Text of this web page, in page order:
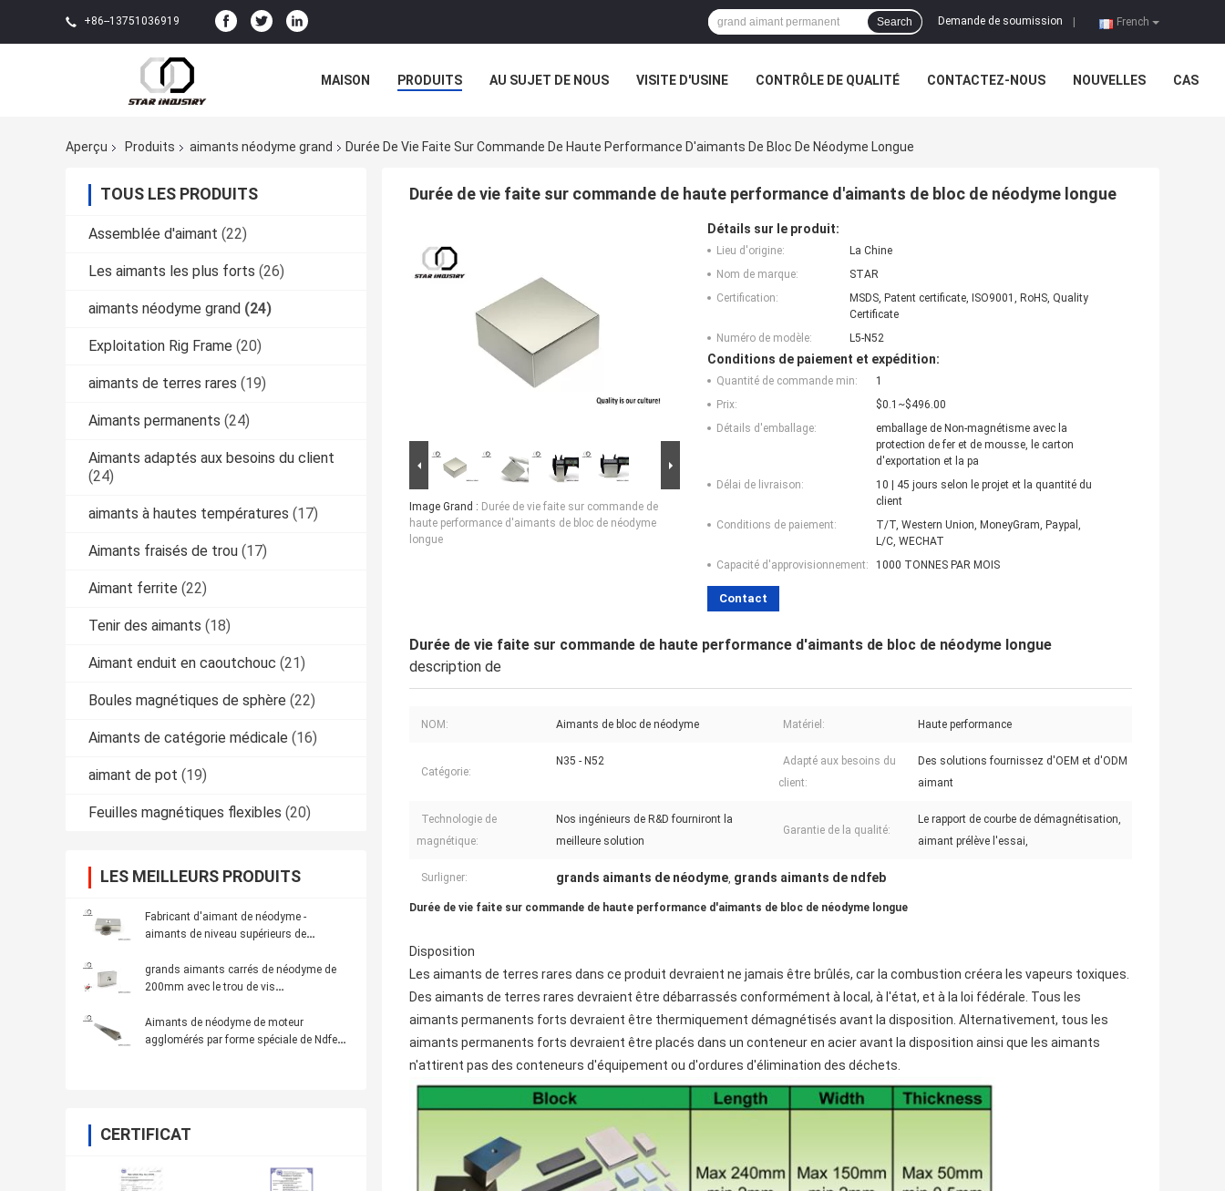
+86--13751036919 French
Demande de soumission
Search
MAISON PRODUITS AU SUJET DE NOUS VISITE D'USINE CONTRÔLE DE QUALITÉ CONTACTEZ-NOUS NOUVELLES CAS
Aperçu Produits aimants néodyme grand Durée De Vie Faite Sur Commande De Haute Performance D'aimants De Bloc De Néodyme Longue
TOUS LES PRODUITS
Assemblée d'aimant (22)
Les aimants les plus forts (26)
aimants néodyme grand (24)
Exploitation Rig Frame (20)
aimants de terres rares (19)
Aimants permanents (24)
Aimants adaptés aux besoins du client
(24)
aimants à hautes températures (17)
Aimants fraisés de trou (17)
Aimant ferrite (22)
Tenir des aimants (18)
Aimant enduit en caoutchouc (21)
Boules magnétiques de sphère (22)
Aimants de catégorie médicale (16)
aimant de pot (19)
Feuilles magnétiques flexibles (20)
LES MEILLEURS PRODUITS
Fabricant d'aimant de néodyme -
aimants de niveau supérieurs de
formes adaptées aux besoins du
client/revêtement
grands aimants carrés de néodyme de
200mm avec le trou de vis
Aimants de néodyme de moteur
agglomérés par forme spéciale de Ndfeb
CERTIFICAT
Durée de vie faite sur commande de haute performance d'aimants de bloc de néodyme longue
Image Grand : Durée de vie faite sur commande de
haute performance d'aimants de bloc de néodyme
longue
Détails sur le produit:
Lieu d'origine:
La Chine
Nom de marque:
STAR
Certification:
MSDS, Patent certificate, ISO9001, RoHS, Quality
Certificate
Numéro de modèle:
L5-N52
Conditions de paiement et expédition:
Quantité de commande min:
1
Prix:
$0.1~$496.00
Détails d'emballage:
emballage de Non-magnétisme avec la
protection de fer et de mousse, le carton
d'exportation et la pa
Délai de livraison:
10 | 45 jours selon le projet et la quantité du
client
Conditions de paiement:
T/T, Western Union, MoneyGram, Paypal,
L/C, WECHAT
Capacité d'approvisionnement:
1000 TONNES PAR MOIS
Contact
Durée de vie faite sur commande de haute performance d'aimants de bloc de néodyme longue
description de
NOM: Aimants de bloc de néodyme Matériel: Haute performance
Catégorie:
N35 - N52
Adapté aux besoins du
client:
Des solutions fournissez d'OEM et d'ODM
aimant
Technologie de
magnétique:
Nos ingénieurs de R&D fourniront la
meilleure solution
Garantie de la qualité:
Le rapport de courbe de démagnétisation,
aimant prélève l'essai,
Surligner: grands aimants de néodyme, grands aimants de ndfeb
Durée de vie faite sur commande de haute performance d'aimants de bloc de néodyme longue
Disposition
Les aimants de terres rares dans ce produit devraient ne jamais être brûlés, car la combustion créera les vapeurs toxiques.
Des aimants de terres rares devraient être débarrassés conformément à local, à l'état, et à la loi fédérale. Tous les
aimants permanents forts devraient être thermiquement démagnétisés avant la disposition. Alternativement, tous les
aimants permanents forts devraient être placés dans un conteneur en acier avant la disposition ainsi que les aimants
n'attirent pas des conteneurs d'équipement ou d'ordures d'élimination des déchets.